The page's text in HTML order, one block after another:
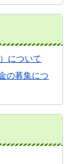
について
の募集につ